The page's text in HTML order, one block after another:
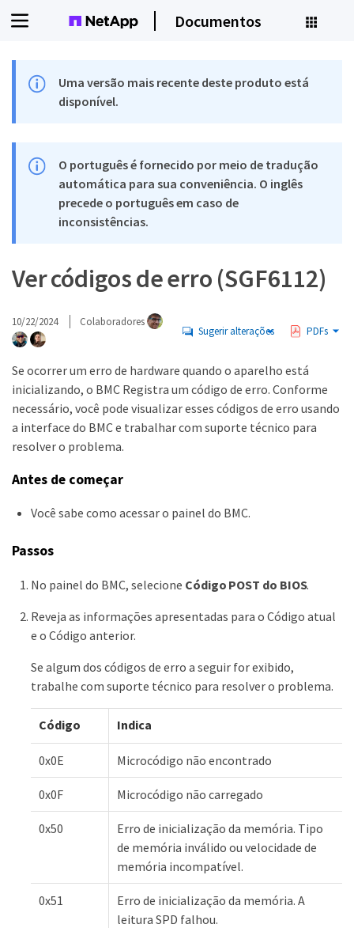
Documentos
Uma versão mais recente deste produto está
disponível.
O português é fornecido por meio de tradução
automática para sua conveniência. O inglês
precede o português em caso de
inconsistências.
Ver códigos de erro (SGF6112)
10/22/2024 Colaboradores
Sugerir alterações PDFs
Se ocorrer um erro de hardware quando o aparelho está
inicializando, o BMC Registra um código de erro. Conforme
necessário, você pode visualizar esses códigos de erro usando
a interface do BMC e trabalhar com suporte técnico para
resolver o problema.
Antes de começar
Você sabe como acessar o painel do BMC.
Passos
No painel do BMC, selecione Código POST do BIOS.
Reveja as informações apresentadas para o Código atual
e o Código anterior.
Se algum dos códigos de erro a seguir for exibido,
trabalhe com suporte técnico para resolver o problema.
Código Indica
0x0E Microcódigo não encontrado
0x0F Microcódigo não carregado
0x50
Erro de inicialização da memória. Tipo
de memória inválido ou velocidade de
memória incompatível.
0x51
Erro de inicialização da memória. A
leitura SPD falhou.